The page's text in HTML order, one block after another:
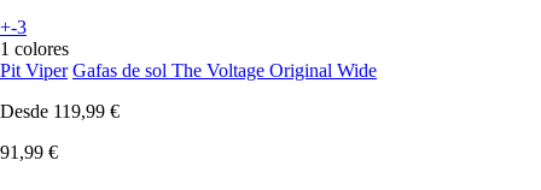
+-3
1 colores
Pit Viper Gafas de sol The Voltage Original Wide
Desde 119,99 €
91,99 €